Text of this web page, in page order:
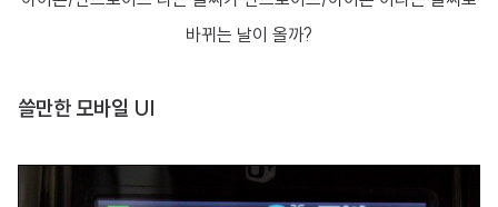
바뀌는 날이 올까?
쓸만한 모바일 UI